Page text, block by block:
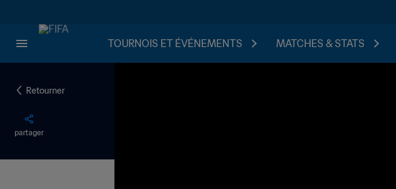
TOURNOIS ET ÉVÉNEMENTS MATCHES & STATS
Retourner
partager